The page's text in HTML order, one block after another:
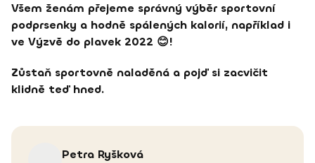
Všem ženám přejeme správný výběr sportovní
podprsenky a hodně spálených kalorií, například i
ve Výzvě do plavek 2022 😊!
Zůstaň sportovně naladěná a pojď si zacvičit
klidně teď hned.
Petra Ryšková